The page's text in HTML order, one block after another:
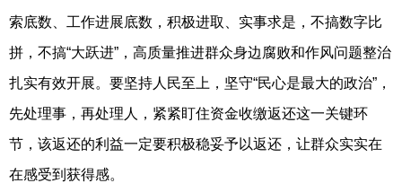
索底数、工作进展底数，积极进取、实事求是，不搞数字比
拼，不搞“大跃进”，高质量推进群众身边腐败和作风问题整治
扎实有效开展。要坚持人民至上，坚守“民心是最大的政治”，
先处理事，再处理人，紧紧盯住资金收缴返还这一关键环
节，该返还的利益一定要积极稳妥予以返还，让群众实实在
在感受到获得感。